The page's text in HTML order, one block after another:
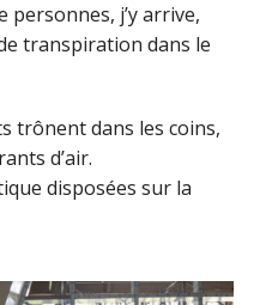
personnes, j’y arrive,
transpiration dans le
trônent dans les coins,
d’air.
disposées sur la